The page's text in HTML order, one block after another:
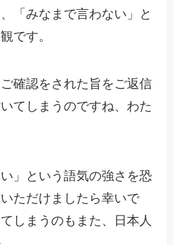
「みなまで言わない」と
です。
確認をされた旨をご返信
てしまうのですね、わた
」という語気の強さを恐
ただけましたら幸いで
しまうのもまた、日本人